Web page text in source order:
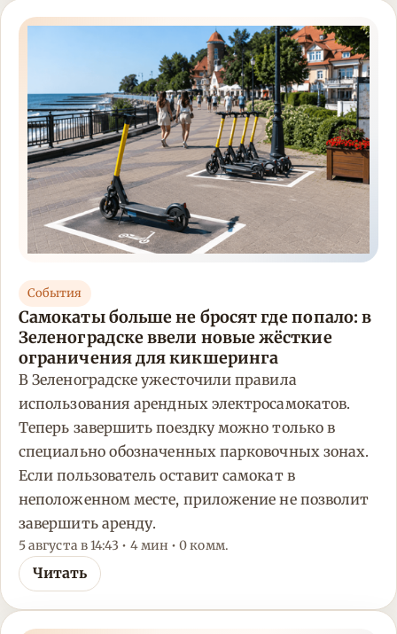
События
Самокаты больше не бросят где попало: в
Зеленоградске ввели новые жёсткие
ограничения для кикшеринга
В Зеленоградске ужесточили правила
использования арендных электросамокатов.
Теперь завершить поездку можно только в
специально обозначенных парковочных зонах.
Если пользователь оставит самокат в
неположенном месте, приложение не позволит
завершить аренду.
5 августа в 14:43 • 4 мин • 0 комм.
Читать